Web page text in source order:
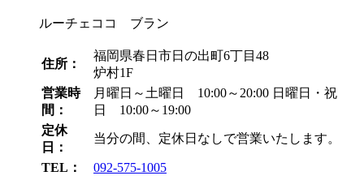
ルーチェココ ブラン
住所：
福岡県春日市日の出町6丁目48
炉村1F
営業時
間：
月曜日～土曜日 10:00～20:00 日曜日・祝
日 10:00～19:00
定休
日：
当分の間、定休日なしで営業いたします。
TEL：
092-575-1005